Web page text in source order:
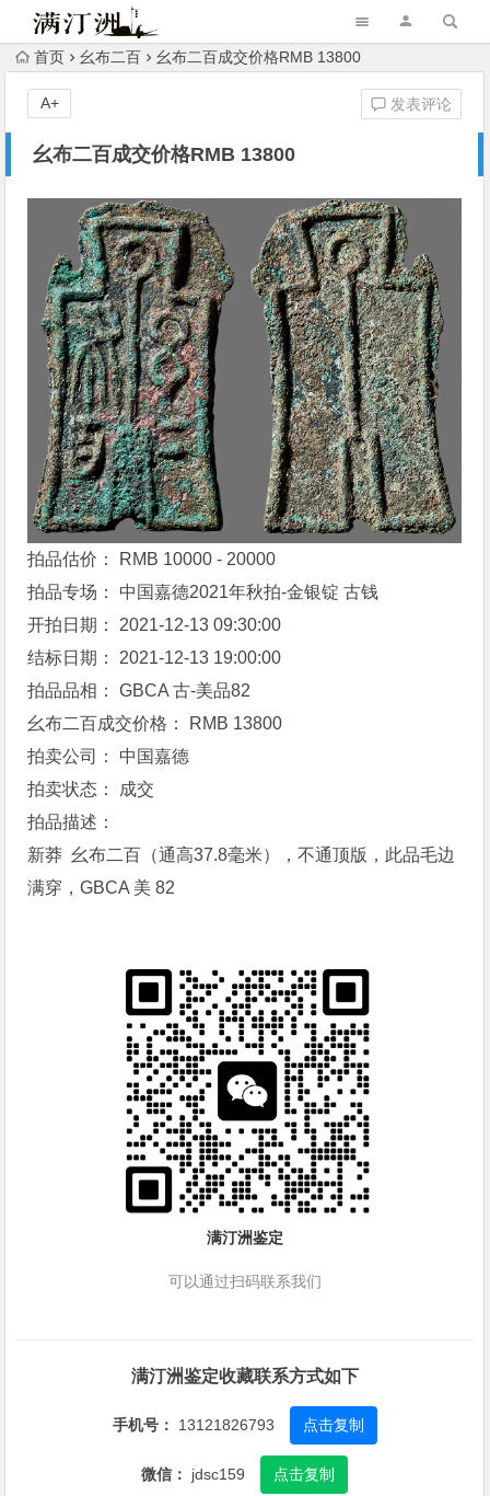
首页 幺布二百 幺布二百成交价格RMB 13800
幺布二百成交价格RMB 13800
发表评论
A+
拍品估价： RMB 10000 - 20000
拍品专场： 中国嘉德2021年秋拍-金银锭 古钱
开拍日期： 2021-12-13 09:30:00
结标日期： 2021-12-13 19:00:00
拍品品相： GBCA 古-美品82
幺布二百成交价格： RMB 13800
拍卖公司： 中国嘉德
拍卖状态： 成交
拍品描述：
新莽幺布二百 （通高37.8毫米），不通顶版，此品毛边
满穿，GBCA 美 82
满汀洲鉴定
可以通过扫码联系我们
满汀洲鉴定收藏联系方式如下
手机号： 13121826793 点击复制
微信： jdsc159
点击复制